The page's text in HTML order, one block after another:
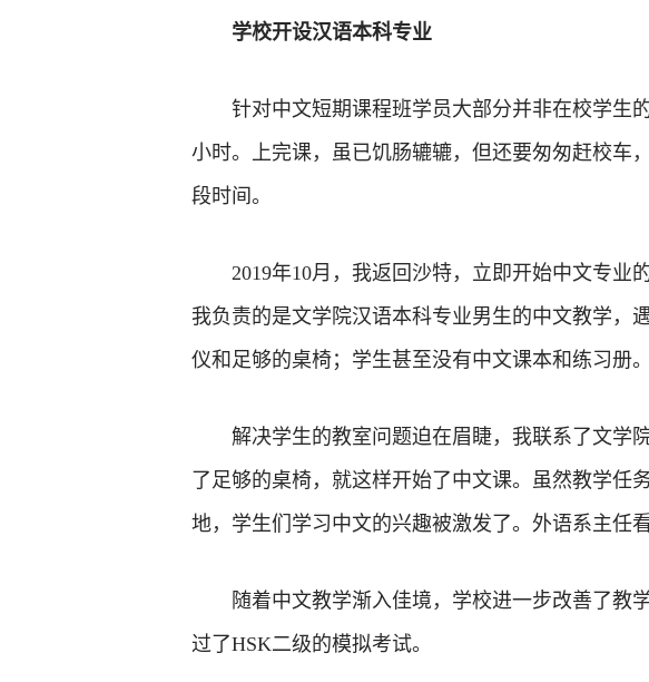
学校开设汉语本科专业
针对中文短期课程班学员大部分并非在校学生
小时。上完课，虽已饥肠辘辘，但还要匆匆赶校车
段时间。
2019年10月，我返回沙特，立即开始中文专业
我负责的是文学院汉语本科专业男生的中文教学
仪和足够的桌椅；学生甚至没有中文课本和练习册。
解决学生的教室问题迫在眉睫，我联系了文学
了足够的桌椅，就这样开始了中文课。虽然教学
地，学生们学习中文的兴趣被激发了。外语系主任
随着中文教学渐入佳境，学校进一步改善了教
过了HSK二级的模拟考试。